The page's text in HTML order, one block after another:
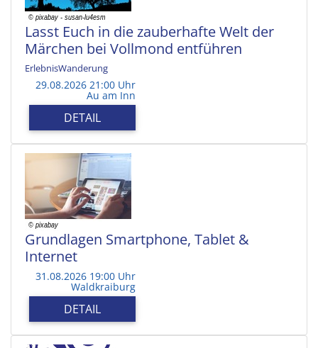
Lasst Euch in die zauberhafte Welt der
Märchen bei Vollmond entführen
ErlebnisWanderung
29.08.2026 21:00 Uhr
Au am Inn
DETAIL
Grundlagen Smartphone, Tablet &
Internet
31.08.2026 19:00 Uhr
Waldkraiburg
DETAIL